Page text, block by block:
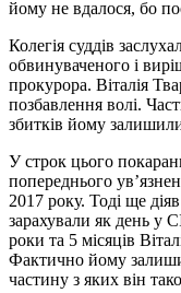
йому не вдалося, бо
Колегія суддів
обвинуваченого і
прокурора. Віталія
позбавлення волі.
збитків йому
У строк цього
попереднього
2017 року. Тоді ще
зарахували як день у
роки та 5 місяців
Фактично йому
частину з яких він